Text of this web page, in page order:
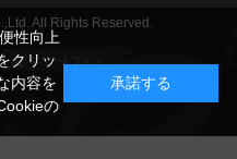
All Rights Reserved.
性向上
クリッ
内容を
の
承諾する